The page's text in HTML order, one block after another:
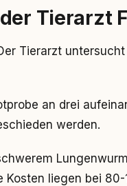
Tierarzt
Tierarzt
an drei
werden.
Kosten liegen bei 80-